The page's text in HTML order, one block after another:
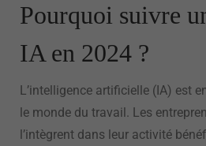
Pourquoi suivre
IA en 2024 ?
L’intelligence artificielle (IA) est
le monde du travail. Les
l’intègrent dans leur activité